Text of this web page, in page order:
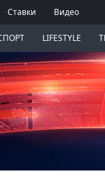
Ставки Видео
LIFESTYLE